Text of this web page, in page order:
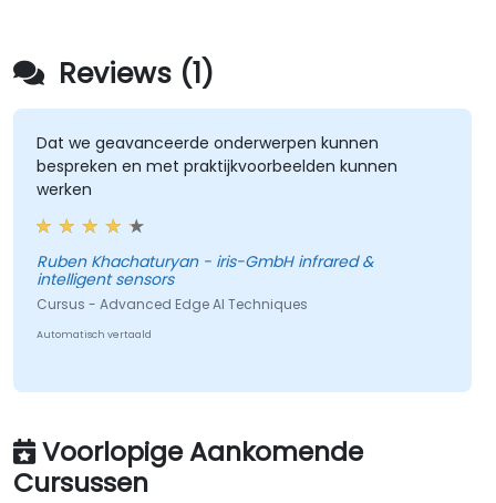
Reviews (1)
Dat we geavanceerde onderwerpen kunnen
bespreken en met praktijkvoorbeelden kunnen
werken
Ruben Khachaturyan - iris-GmbH infrared &
intelligent sensors
Cursus - Advanced Edge AI Techniques
Automatisch vertaald
Voorlopige Aankomende
Cursussen